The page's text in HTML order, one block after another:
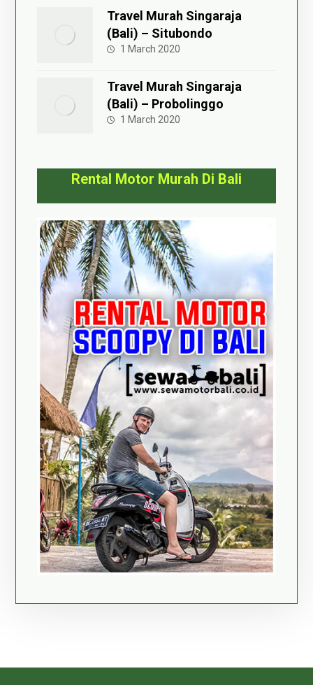
Travel Murah Singaraja
(Bali) – Situbondo
1 March 2020
Travel Murah Singaraja
(Bali) – Probolinggo
1 March 2020
Rental Motor Murah Di Bali